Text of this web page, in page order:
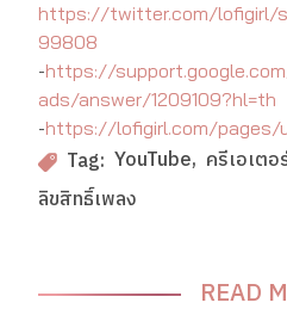
https://twitter.com/lofigirl/
99808
-https://
ads/answer/1209109?hl=th
-https://lofigirl.com/pages/
Tag: YouTube ครีเอเตอ
ลิขสิทธิ์เพลง
READ